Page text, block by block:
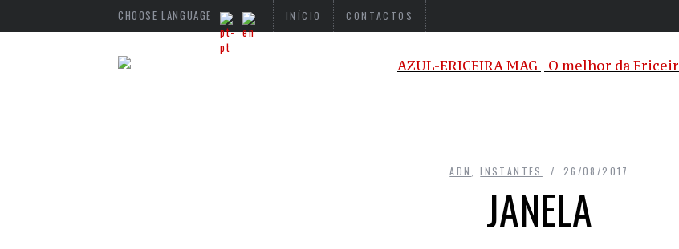
CHOOSE LANGUAGE INÍCIO CONTACTOS
ADN ,INSTANTES 26/08/2017
JANELA